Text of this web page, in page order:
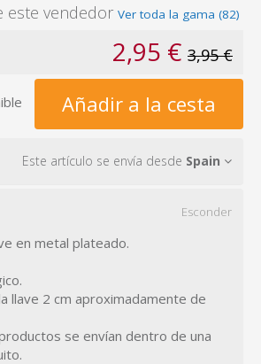
este vendedor Ver toda la gama (82)
2,95 € 3,95 €
Añadir a la cesta
Este artículo se envía desde Spain
Esconder
en metal plateado.
llave 2 cm aproximadamente de
se envían dentro de una